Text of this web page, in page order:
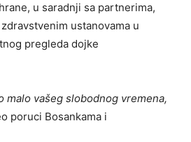
u saradnji sa partnerima,
ustanovama u
pregleda dojke
vašeg slobodnog vremena,
poruci Bosankama i